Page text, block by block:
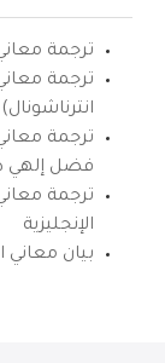
ترجمة معاني
ترجمة
انترناشونال)
ترجمة
فضل إلهي
ترجمة
الإنجليزية
بيان معاني